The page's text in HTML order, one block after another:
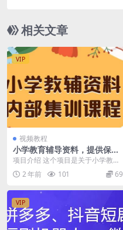
相关文章
VIP
视频教程
小学教育辅导资料，提供保姆
级内部集训教程和教材，私域
销售可获得 29-129 元的收益
（包含教程和资料）
项目介绍 这个项目是关于小学教育
辅导资料的，我们通过在抖音和小
红书等平台发布图文...
2 年前 101 69
VIP